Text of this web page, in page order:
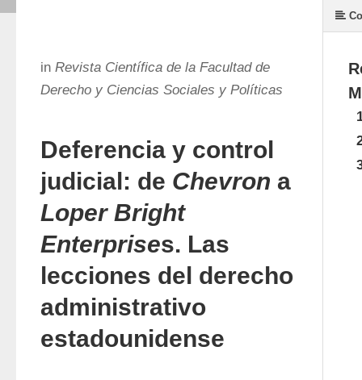
in Revista Científica de la Facultad de
Derecho y Ciencias Sociales y Políticas
Deferencia y control
judicial: de Chevron a
Loper Bright
Enterprises. Las
lecciones del derecho
administrativo
estadounidense